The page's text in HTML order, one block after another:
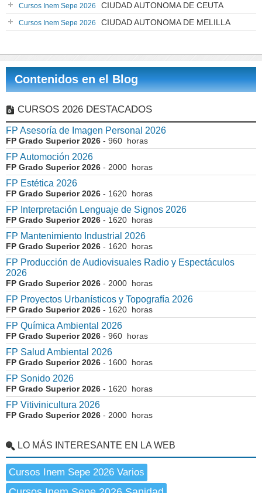
Cursos Inem Sepe 2026 CIUDAD AUTONOMA DE CEUTA
Cursos Inem Sepe 2026 CIUDAD AUTONOMA DE MELILLA
Contenidos en el Blog
CURSOS 2026 DESTACADOS
FP Asesoría de Imagen Personal 2026
FP Grado Superior 2026 - 960 horas
FP Automoción 2026
FP Grado Superior 2026 - 2000 horas
FP Estética 2026
FP Grado Superior 2026 - 1620 horas
FP Interpretación Lenguaje de Signos 2026
FP Grado Superior 2026 - 1620 horas
FP Mantenimiento Industrial 2026
FP Grado Superior 2026 - 1620 horas
FP Producción de Audiovisuales Radio y Espectáculos
2026
FP Grado Superior 2026 - 2000 horas
FP Proyectos Urbanísticos y Topografía 2026
FP Grado Superior 2026 - 1620 horas
FP Química Ambiental 2026
FP Grado Superior 2026 - 960 horas
FP Salud Ambiental 2026
FP Grado Superior 2026 - 1600 horas
FP Sonido 2026
FP Grado Superior 2026 - 1620 horas
FP Vitivinicultura 2026
FP Grado Superior 2026 - 2000 horas
LO MÁS INTERESANTE EN LA WEB
Cursos Inem Sepe 2026 Varios